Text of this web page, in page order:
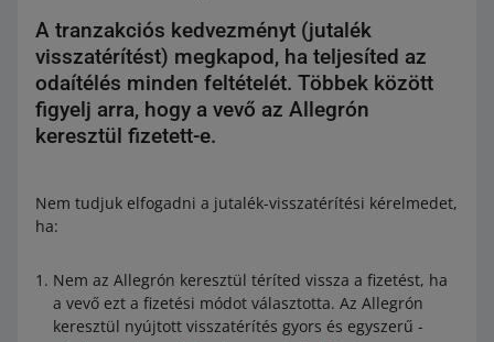
A tranzakciós kedvezményt (jutalék
visszatérítést) megkapod, ha teljesíted az
odaítélés minden feltételét. Többek között
figyelj arra, hogy a vevő az Allegrón
keresztül fizetett-e.
Nem tudjuk elfogadni a jutalék-visszatérítési kérelmedet,
ha:
Nem az Allegrón keresztül téríted vissza a fizetést, ha
a vevő ezt a fizetési módot választotta. Az Allegrón
keresztül nyújtott visszatérítés gyors és egyszerű -